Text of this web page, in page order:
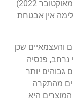
תשואה של 5.15% (על קרנות שנפתחו החל מאוקטובר 2022)
אין אבטחת
והעצמאיים שכן
נרחב, פנסיה
גבוהים יותר
מהתקרה
היא